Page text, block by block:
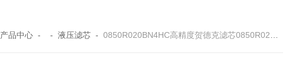
产品中心 - -液压滤芯 -0850R020BN4HC高精度贺德克滤芯0850R020BN4HC